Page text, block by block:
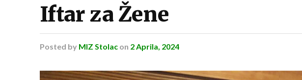
Iftar za Žene
Posted by MIZ Stolac on 2 Aprila, 2024